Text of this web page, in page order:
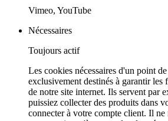
Vimeo, YouTube
Nécessaires
Toujours actif
Les cookies nécessaires d'un point
exclusivement destinés à garantir les
de notre site internet. Ils servent par
puissiez collecter des produits dans
connecter à votre compte client. Il ne